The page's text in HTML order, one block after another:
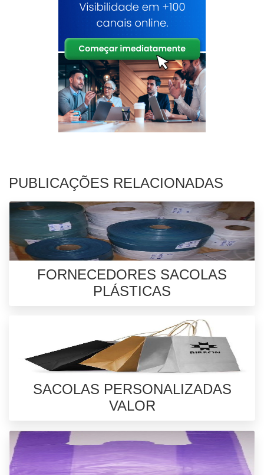
PUBLICAÇÕES RELACIONADAS
FORNECEDORES SACOLAS
PLÁSTICAS
SACOLAS PERSONALIZADAS
VALOR